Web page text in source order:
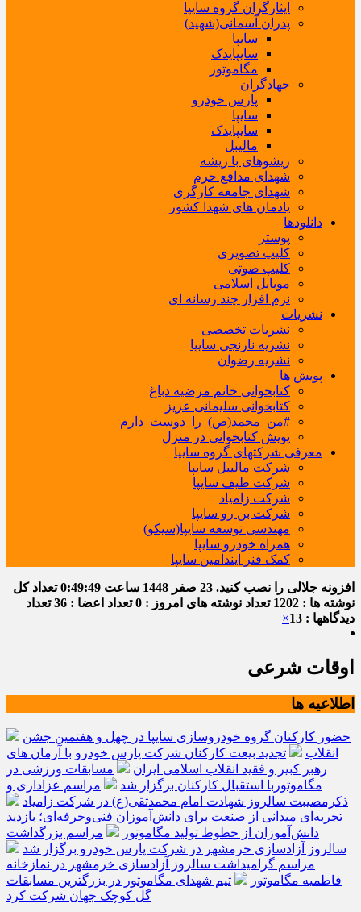
ایثارگران گروه سایپا
پدران آسمانی(شهید)
سایپا
سایپایدک
مگاموتور
جهادگران
پارس خودرو
سایپا
سایپایدک
مالیبل
ریشوهای با ریشه
شهدای مدافع حرم
شهدای جامعه کارگری
یادمان های شهدا کشور
دانلودها
پوستر
کلیپ تصویری
کلیپ صوتی
موبایل اسلامی
نرم افزار چند رسانه ای
نشریات
نشریات تخصصی
نشریه نارنجی سایپا
نشریه رضوان
پویش ها
کتابخوانی خانم مرضیه دباغ
کتابخوانی سلیمانی عزیز
#من_محمد(ص)_را_دوست_دارم
پویش کتابخوانی در منزل
معرفی شرکتهای گروه سایپا
شرکت مالیبل سایپا
شرکت طیف سایپا
شرکت زامیاد
شرکت بن رو سایپا
مهندسی توسعه سایپا(سیکو)
همراه خودرو سایپا
کمک فنر ایندامین سایپا
افزونه جلالی را نصب کنید. 23 صفر 1448 ساعت 0:49:49تعداد کل
نوشته ها : 1202
تعداد نوشته های امروز : 0 تعداد اعضا : 36
تعداد
دیدگاهها : 13
×
اوقات شرعی
اطلاعیه ها
حضور کارکنان گروه خودروسازی سایپا در چهل و هفتمین جشن
انقلاب
تجدید بیعت کارکنان شرکت پارس خودرو با آرمان های
رهبر کبیر و فقید انقلاب اسلامی ایران
مسابقات ورزشی در
مگاموتوربا استقبال کارکنان برگزار شد
مراسم عزاداری و
ذکرمصیبت سالروز شهادت امام محمدتقی(ع) در شرکت زامیاد
تجربه‌ای میدانی از صنعت برای دانش‌آموزان فنی‌وحرفه‌ای؛ بازدید
دانش‌آموزان از خطوط تولید مگاموتور
مراسم بزرگداشت
سالروز آزادسازی خرمشهر در شرکت پارس خودرو برگزار شد
مراسم گرامیداشت سالروز آزادسازی خرمشهر در نمازخانه
فاطمیه مگاموتور
تیم شهدای مگاموتور در بزرگترین مسابقات
گل کوچک جهان شرکت کرد